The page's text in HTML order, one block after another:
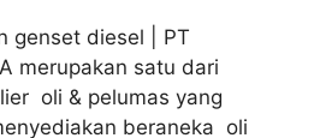
genset diesel | PT
merupakan satu dari
oli & pelumas yang
beraneka oli